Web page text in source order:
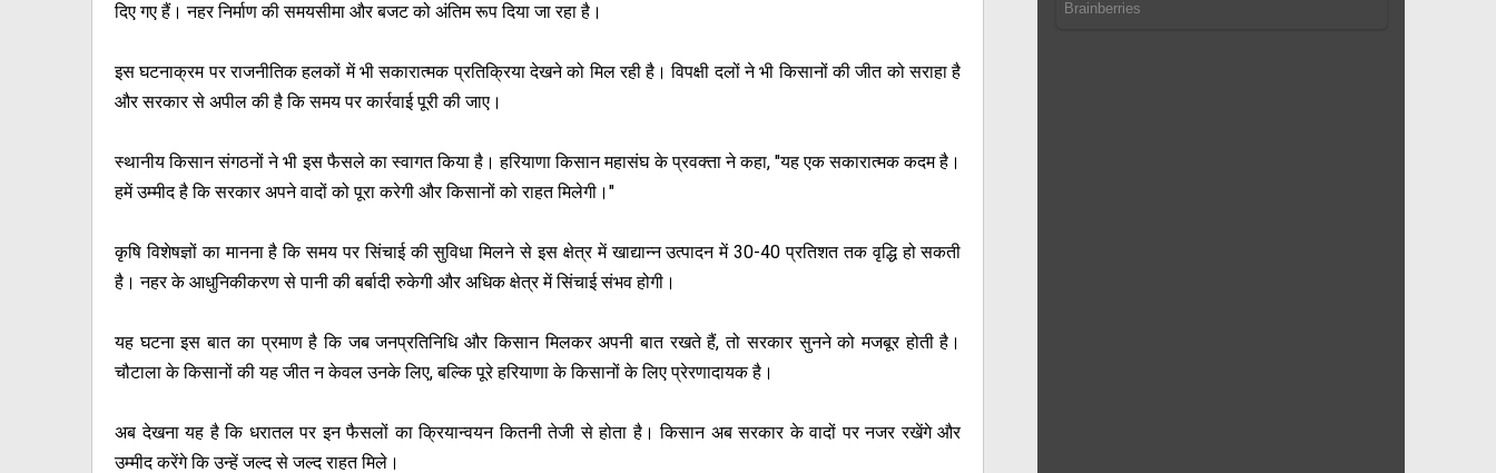
दिए गए हैं। नहर निर्माण की समयसीमा और बजट को अंतिम रूप दिया जा रहा है।
इस घटनाक्रम पर राजनीतिक हलकों में भी सकारात्मक प्रतिक्रिया देखने को मिल रही है। विपक्षी दलों ने भी किसानों की जीत को सराहा है
और सरकार से अपील की है कि समय पर कार्रवाई पूरी की जाए।
स्थानीय किसान संगठनों ने भी इस फैसले का स्वागत किया है। हरियाणा किसान महासंघ के प्रवक्ता ने कहा, "यह एक सकारात्मक कदम है।
हमें उम्मीद है कि सरकार अपने वादों को पूरा करेगी और किसानों को राहत मिलेगी।"
कृषि विशेषज्ञों का मानना है कि समय पर सिंचाई की सुविधा मिलने से इस क्षेत्र में खाद्यान्न उत्पादन में 30-40 प्रतिशत तक वृद्धि हो सकती
है। नहर के आधुनिकीकरण से पानी की बर्बादी रुकेगी और अधिक क्षेत्र में सिंचाई संभव होगी।
यह घटना इस बात का प्रमाण है कि जब जनप्रतिनिधि और किसान मिलकर अपनी बात रखते हैं, तो सरकार सुनने को मजबूर होती है।
चौटाला के किसानों की यह जीत न केवल उनके लिए, बल्कि पूरे हरियाणा के किसानों के लिए प्रेरणादायक है।
अब देखना यह है कि धरातल पर इन फैसलों का क्रियान्वयन कितनी तेजी से होता है। किसान अब सरकार के वादों पर नजर रखेंगे और
उम्मीद करेंगे कि उन्हें जल्द से जल्द राहत मिले।